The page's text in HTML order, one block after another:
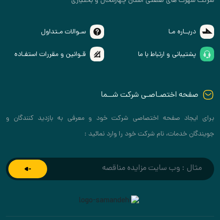
دربــاره مـا سـوالات مـتداول
پشتیبانی و ارتباط با ما قـوانین و مقررات استفـاده
صفحه اختصـاصـی شرکت شــما
برای ایجاد صفحه اختصاصی شرکت خود و معرفی به بازدید کنندگان و
جویندگان خدمات، نام شرکت خود را وارد نمائید :